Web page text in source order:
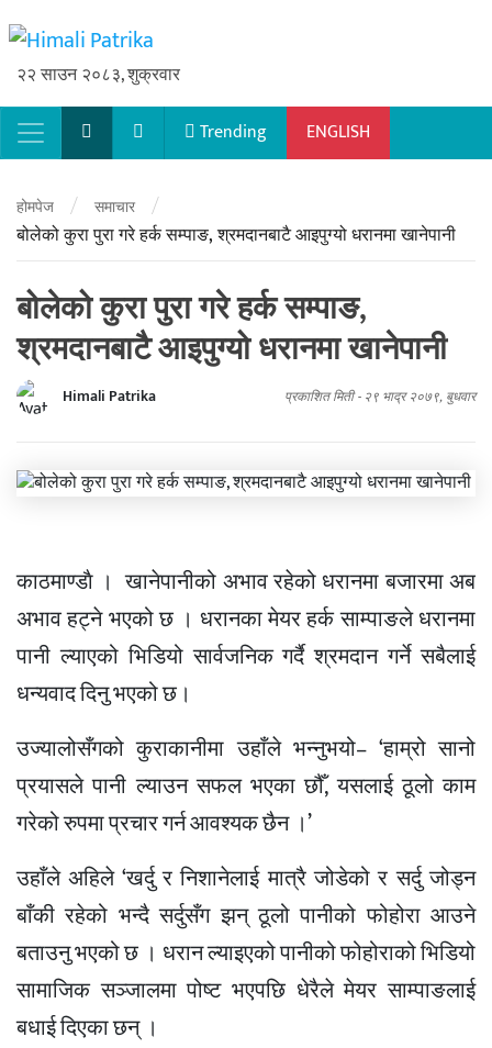
२२ साउन २०८३, शुक्रवार
Main Navigation
Trending ENGLISH
होमपेज / समाचार /
बोलेको कुरा पुरा गरे हर्क सम्पाङ, श्रमदानबाटै आइपुग्यो धरानमा खानेपानी
बोलेको कुरा पुरा गरे हर्क सम्पाङ,
श्रमदानबाटै आइपुग्यो धरानमा खानेपानी
Himali Patrika प्रकाशित मिती - २९ भाद्र २०७९, बुधवार
काठमाण्डाै । खानेपानीको अभाव रहेको धरानमा बजारमा अब
अभाव हट्ने भएको छ । धरानका मेयर हर्क साम्पाङले धरानमा
पानी ल्याएको भिडियो सार्वजनिक गर्दै श्रमदान गर्ने सबैलाई
धन्यवाद दिनु भएको छ।
उज्यालोसँगको कुराकानीमा उहाँले भन्नुभयो– ‘हाम्रो सानो
प्रयासले पानी ल्याउन सफल भएका छौँ, यसलाई ठूलो काम
गरेको रुपमा प्रचार गर्न आवश्यक छैन ।’
उहाँले अहिले ‘खर्दु र निशानेलाई मात्रै जोडेको र सर्दु जोड्न
बाँकी रहेको भन्दै सर्दुसँग झन् ठूलो पानीको फोहोरा आउने
बताउनु भएको छ । धरान ल्याइएको पानीको फोहोराको भिडियो
सामाजिक सञ्जालमा पोष्ट भएपछि धेरैले मेयर साम्पाङलाई
बधाई दिएका छन् ।